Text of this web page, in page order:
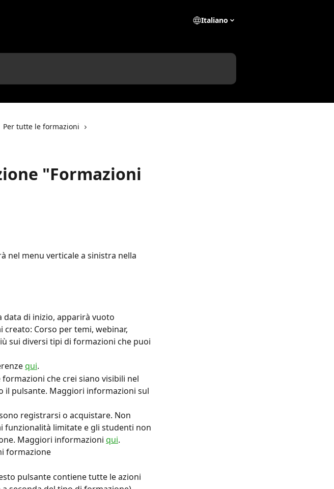
Italiano
Per tutte le formazioni
"Formazioni
nel menu verticale a sinistra nella
data di inizio, apparirà vuoto
Corso per temi, webinar,
sui diversi tipi di formazioni che puoi
qui.
formazioni che crei siano visibili nel
il pulsante. Maggiori informazioni sul
registrarsi o acquistare. Non
funzionalità limitate e gli studenti non
Maggiori informazioni qui.
formazione
pulsante contiene tutte le azioni